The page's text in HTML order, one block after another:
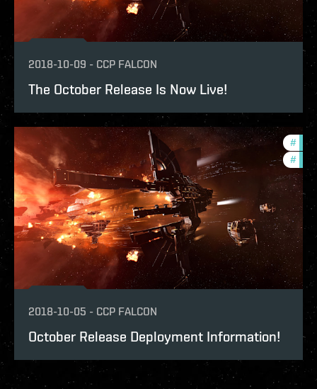
2018-10-09 - CCP FALCON
The October Release Is Now Live!
#
#
2018-10-05 - CCP FALCON
October Release Deployment Information!